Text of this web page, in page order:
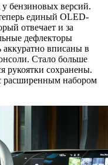
бензиновых версий.
единый OLED-
отвечает и за
дефлекторы
вписаны в
Стало больше
рукоятки сохранены.
расширенным набором